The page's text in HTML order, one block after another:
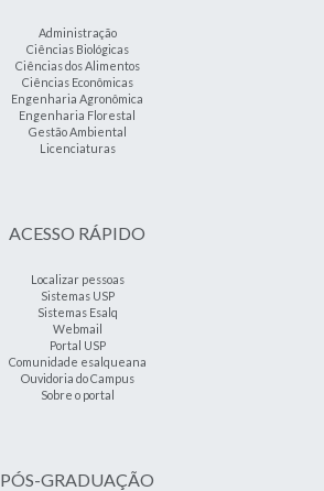
Administração
Ciências Biológicas
Ciências dos Alimentos
Ciências Econômicas
Engenharia Agronômica
Engenharia Florestal
Gestão Ambiental
Licenciaturas
ACESSO RÁPIDO
Localizar pessoas
Sistemas USP
Sistemas Esalq
Webmail
Portal USP
Comunidade esalqueana
Ouvidoria do Campus
Sobre o portal
PÓS-GRADUAÇÃO